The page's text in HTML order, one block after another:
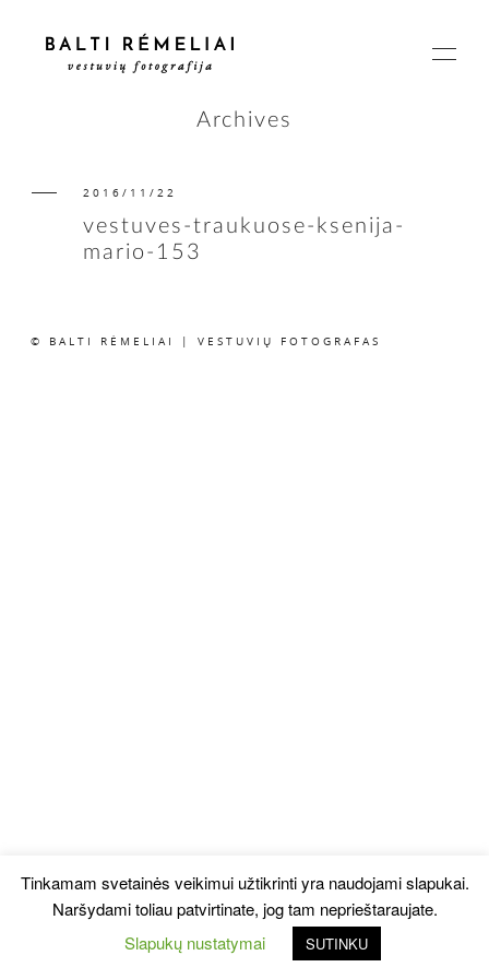
PAGRINDINIS
ISTORIJOS
Archives
2016/11/22
vestuves-traukuose-ksenija-
mario-153
© BALTI RĖMELIAI | VESTUVIŲ FOTOGRAFAS
Tinkamam svetainės veikimui užtikrinti yra naudojami slapukai.
Naršydami toliau patvirtinate, jog tam neprieštaraujate.
Slapukų nustatymai
SUTINKU